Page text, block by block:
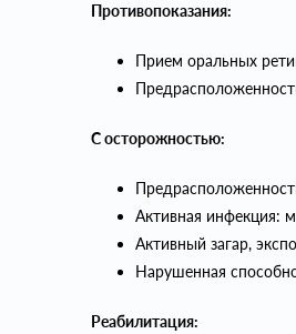
Противопоказания:
Прием оральных
С осторожностью:
Активная инфекция:
Активный загар,
Нарушенная
Реабилитация: